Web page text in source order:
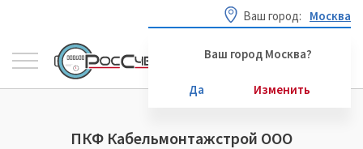
Ваш город: Москва
Ваш город Москва?
Да Изменить
ПКФ Кабельмонтажстрой ООО